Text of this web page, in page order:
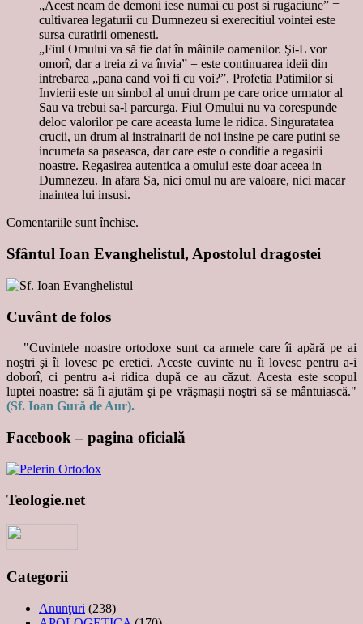
„Acest neam de demoni iese numai cu post si rugaciune” =
cultivarea legaturii cu Dumnezeu si exerecitiul vointei este
sursa curatirii omenesti.
„Fiul Omului va să fie dat în mâinile oamenilor. Şi-L vor
omorî, dar a treia zi va învia” = este continuarea ideii din
intrebarea „pana cand voi fi cu voi?”. Profetia Patimilor si
Invierii este un simbol al unui drum pe care orice urmator al
Sau va trebui sa-l parcurga. Fiul Omului nu va corespunde
deloc valorilor pe care aceasta lume le ridica. Singuratatea
crucii, un drum al instrainarii de noi insine pe care putini se
incumeta sa paseasca, dar care este o conditie a regasirii
noastre. Regasirea autentica a omului este doar aceea in
Dumnezeu. In afara Sa, nici omul nu are valoare, nici macar
inaintea lui insusi.
Comentariile sunt închise.
Sfântul Ioan Evanghelistul, Apostolul dragostei
Cuvânt de folos
"Cuvintele noastre ortodoxe sunt ca armele care îi apără pe ai
noştri şi îi lovesc pe eretici. Aceste cuvinte nu îi lovesc pentru a-i
doborî, ci pentru a-i ridica după ce au căzut. Acesta este scopul
luptei noastre: să îi ajutăm şi pe vrăşmaşii noştri să se mântuiască."
(Sf. Ioan Gură de Aur).
Facebook – pagina oficială
Teologie.net
Categorii
Anunţuri (238)